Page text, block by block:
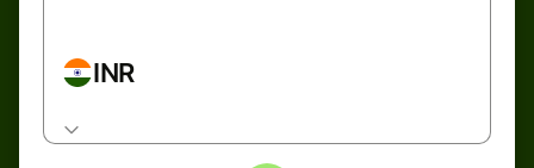
INR